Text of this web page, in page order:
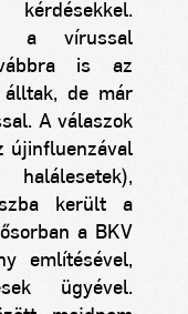
a vírussal
is az
álltak, de már
A válaszok
újinfluenzával
került a
a BKV
említésével,
ügyével.